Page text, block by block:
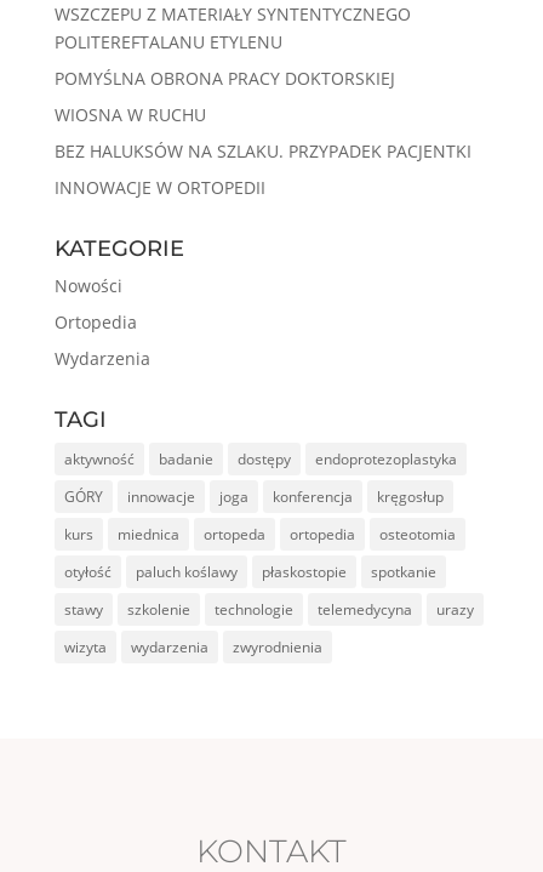
WSZCZEPU Z MATERIAŁY SYNTENTYCZNEGO
POLITEREFTALANU ETYLENU
POMYŚLNA OBRONA PRACY DOKTORSKIEJ
WIOSNA W RUCHU
BEZ HALUKSÓW NA SZLAKU. PRZYPADEK PACJENTKI
INNOWACJE W ORTOPEDII
KATEGORIE
Nowości
Ortopedia
Wydarzenia
TAGI
aktywność badanie dostępy
endoprotezoplastyka
GÓRY
innowacje joga konferencja
kręgosłup
kurs
miednica ortopeda ortopedia
osteotomia
otyłość
paluch koślawy płaskostopie
spotkanie
stawy
szkolenie technologie telemedycyna
urazy
wizyta
wydarzenia zwyrodnienia
KONTAKT